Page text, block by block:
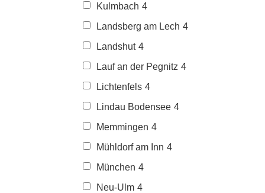
Kulmbach 4
Landsberg am Lech 4
Landshut 4
Lauf an der Pegnitz 4
Lichtenfels 4
Lindau Bodensee 4
Memmingen 4
Mühldorf am Inn 4
München 4
Neu-Ulm 4